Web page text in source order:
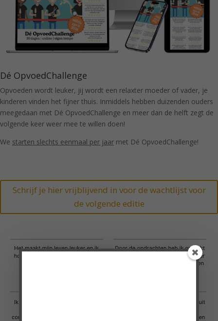
Dé OpvoedChallenge
Opvoeden wordt leuker, jij wordt een relaxter moeder of vader, je
kinderen vinden het fijner thuis. Inmiddels hebben duizenden ouders
meegedaan met Dé OpvoedChallenge en meer dan de helft zegt de
volgende keer weer mee te willen doen!
We starten slechts eenmaal per jaar met Dé OpvoedChallenge!
Schrijf je hier vrijblijvend in voor de wachtlijst voor
de volgende editie